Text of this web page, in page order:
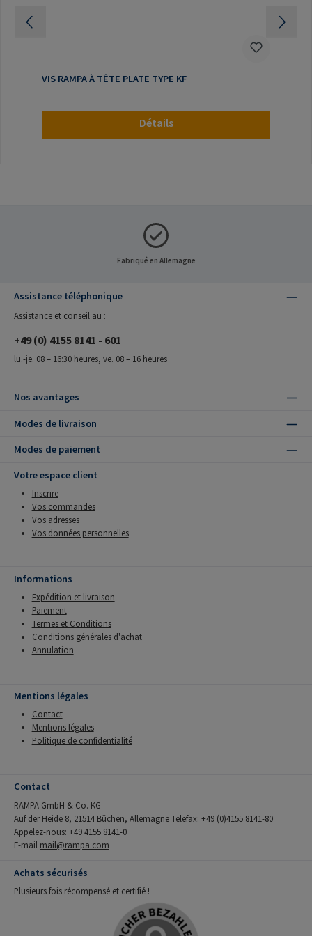
VIS RAMPA À TÊTE PLATE TYPE KF
Détails
Fabriqué en Allemagne
Assistance téléphonique
Assistance et conseil au :
+49 (0) 4155 8141 - 601
lu.-je. 08 – 16:30 heures, ve. 08 – 16 heures
Nos avantages
Modes de livraison
Modes de paiement
Votre espace client
Inscrire
Vos commandes
Vos adresses
Vos données personnelles
Informations
Expédition et livraison
Paiement
Termes et Conditions
Conditions générales d'achat
Annulation
Mentions légales
Contact
Mentions légales
Politique de confidentialité
Contact
RAMPA GmbH & Co. KG
Auf der Heide 8, 21514 Büchen, Allemagne Telefax: +49 (0)4155 8141-80
Appelez-nous: +49 4155 8141-0
E-mail mail@rampa.com
Achats sécurisés
Plusieurs fois récompensé et certifié !